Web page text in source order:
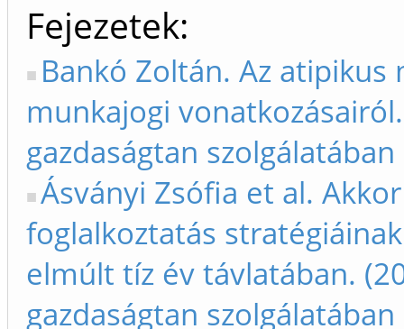
Fejezetek
Bankó Zoltán. Az
munkajogi
gazdaságtan
Ásványi Zsófia et al.
foglalkoztatás
elmúlt tíz év távlatában.
gazdaságtan